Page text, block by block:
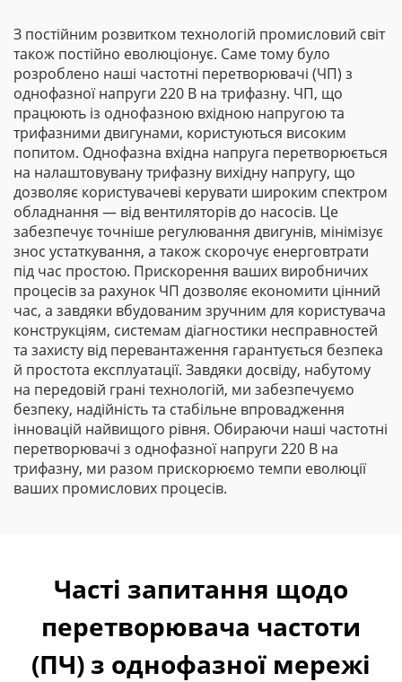
З постійним розвитком технологій промисловий світ
також постійно еволюціонує. Саме тому було
розроблено наші частотні перетворювачі (ЧП) з
однофазної напруги 220 В на трифазну. ЧП, що
працюють із однофазною вхідною напругою та
трифазними двигунами, користуються високим
попитом. Однофазна вхідна напруга перетворюється
на налаштовувану трифазну вихідну напругу, що
дозволяє користувачеві керувати широким спектром
обладнання — від вентиляторів до насосів. Це
забезпечує точніше регулювання двигунів, мінімізує
знос устаткування, а також скорочує енерговтрати
під час простою. Прискорення ваших виробничих
процесів за рахунок ЧП дозволяє економити цінний
час, а завдяки вбудованим зручним для користувача
конструкціям, системам діагностики несправностей
та захисту від перевантаження гарантується безпека
й простота експлуатації. Завдяки досвіду, набутому
на передовій грані технологій, ми забезпечуємо
безпеку, надійність та стабільне впровадження
інновацій найвищого рівня. Обираючи наші частотні
перетворювачі з однофазної напруги 220 В на
трифазну, ми разом прискорюємо темпи еволюції
ваших промислових процесів.
Часті запитання щодо
перетворювача частоти
(ПЧ) з однофазної мережі